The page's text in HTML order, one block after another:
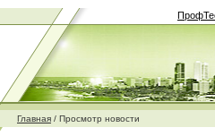
Главная / Просмотр новости